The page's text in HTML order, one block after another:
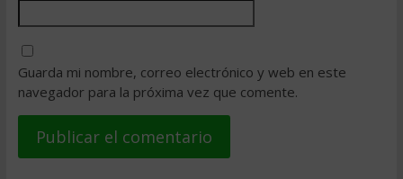
Guarda mi nombre, correo electrónico y web en este
navegador para la próxima vez que comente.